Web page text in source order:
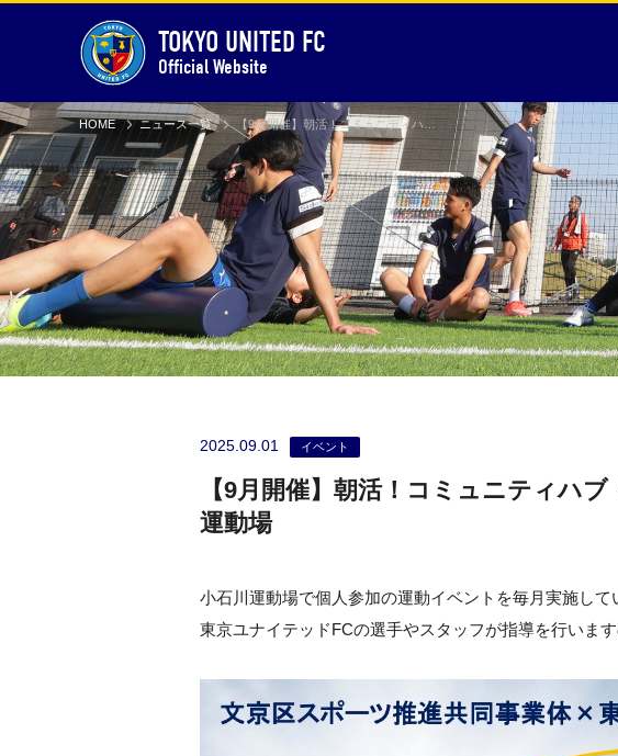
TOKYO UNITED FC
Official Website
HOME ニュース一覧 【9月開催】朝活！コミュニティハブ ＆ 大人のサッカー広場 in小石川運動場
2025.09.01 イベント
【9月開催】朝活！コミュニティハ
運動場
小石川運動場で個人参加の運動イベントを毎月実施して
東京ユナイテッドFCの選手やスタッフが指導を行いま